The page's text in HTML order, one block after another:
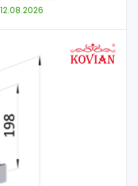
12.08.2026